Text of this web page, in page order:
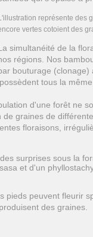
représente des
vertes cotoient des
simultanéité de la
régions. Nos
bouturage (clonage)
tous la
d'une forêt ne
graines de
floraisons,
surprises sous la
et d'un
peuvent fleurir
des graines.